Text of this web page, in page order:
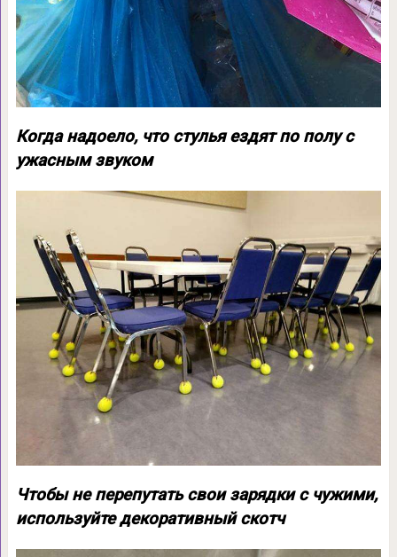
Когда надоело, что стулья ездят по полу с
ужасным звуком
Чтобы не перепутать свои зарядки с чужими,
используйте декоративный скотч